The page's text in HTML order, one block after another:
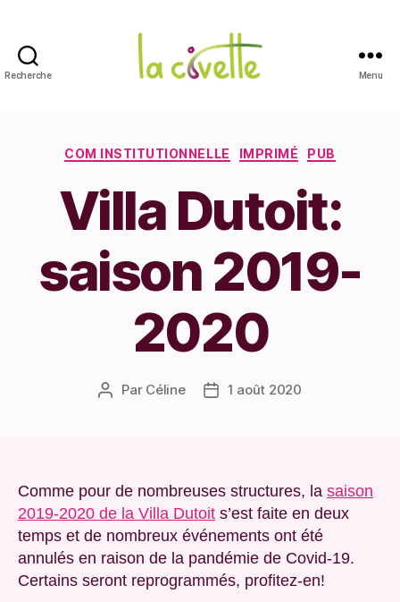
Recherche Menu
Catégories
COM INSTITUTIONNELLE IMPRIMÉ PUB
Villa Dutoit:
saison 2019-
2020
Auteur
Par Céline
Date1 août 2020
Comme pour de nombreuses structures, la saison
2019-2020 de la Villa Dutoit s’est faite en deux
temps et de nombreux événements ont été
annulés en raison de la pandémie de Covid-19.
Certains seront reprogrammés, profitez-en!